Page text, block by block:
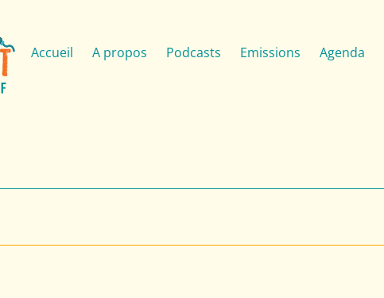
Accueil A propos Podcasts Emissions Agenda